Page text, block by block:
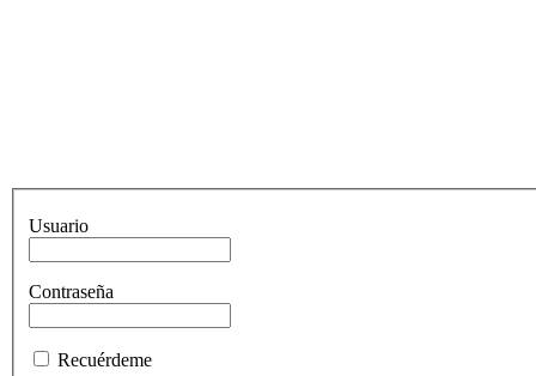
Usuario
Contraseña
Recuérdeme